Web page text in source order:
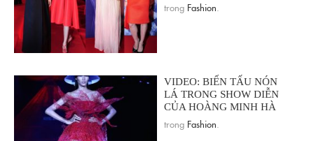
trong Fashion
VIDEO: BIẾN TẤU NÓN
LÁ TRONG SHOW DIỄN
CỦA HOÀNG MINH HÀ
trong Fashion